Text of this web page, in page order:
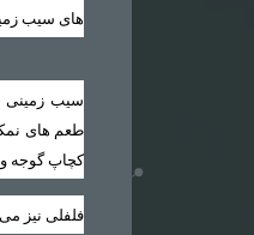
های سیب
سیب زمینی
طعم های
کچاپ گوجه و
فلفلی نیز